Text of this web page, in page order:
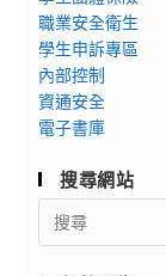
職業安全衛生
學生申訴專區
內部控制
資通安全
電子書庫
搜尋網站
Search
for: